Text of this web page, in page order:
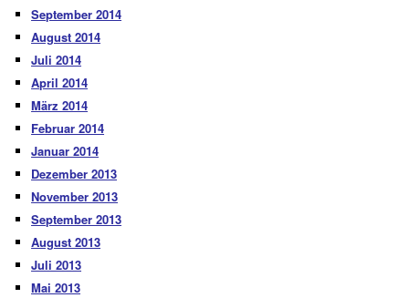
September 2014
August 2014
Juli 2014
April 2014
März 2014
Februar 2014
Januar 2014
Dezember 2013
November 2013
September 2013
August 2013
Juli 2013
Mai 2013